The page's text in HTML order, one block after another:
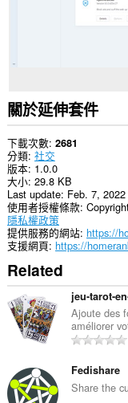
關於延伸套件
下載次數 2681
分類 社交
版本 1.0.0
大小 29.8 KB
Last update Feb. 7, 2022
使用者授權條款
隱私權政策
提供服務的網站 https://
支援網頁 https://
Related
jeu-tarot-
Ajoute des
améliorer
Fedishare
Share the